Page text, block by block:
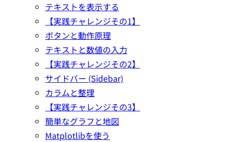
テキストを表示する
【実践チャレンジその1】
ボタンと動作原理
テキストと数値の入力
【実践チャレンジその2】
サイドバー (Sidebar)
カラムと整理
【実践チャレンジその3】
簡単なグラフと地図
Matplotlibを使う